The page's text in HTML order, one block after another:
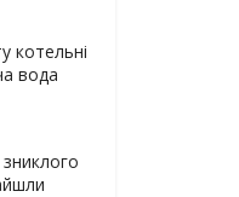
котельні
вода